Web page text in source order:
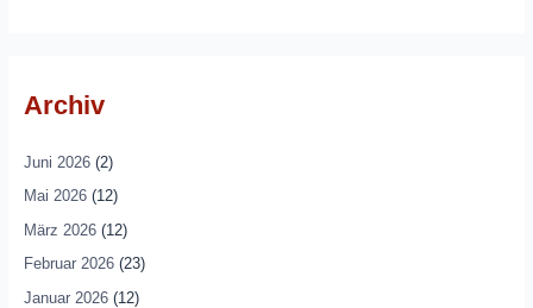
Archiv
Juni 2026(2)
Mai 2026(12)
März 2026(12)
Februar 2026(23)
Januar 2026(12)